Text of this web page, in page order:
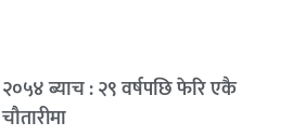
२०५४ ब्याच : २९ वर्षपछि फेरि एकै
चौतारीमा